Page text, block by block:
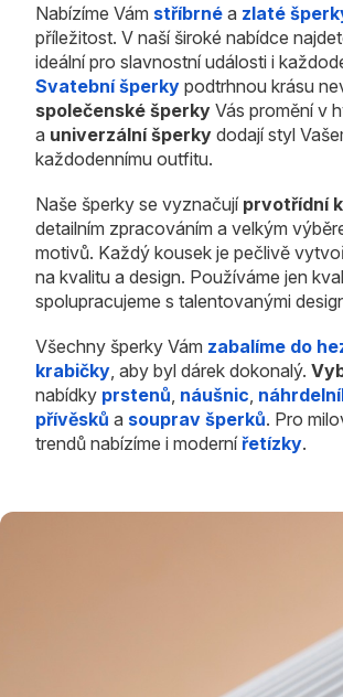
Nabízíme Vám stříbrné a zlaté
příležitost. V naší široké nabídce
ideální pro slavnostní události i
Svatební šperky podtrhnou krásu
společenské šperky Vás promění v
a univerzální šperky dodají styl
každodennímu outfitu.
Naše šperky se vyznačují prvotřídní
detailním zpracováním a velkým
motivů. Každý kousek je pečlivě
na kvalitu a design. Používáme jen
spolupracujeme s talentovanými
Všechny šperky Vám zabalíme do
krabičky , aby byl dárek dokonalý.
nabídky prstenů náušnic
přívěsků a souprav šperků. Pro
trendů nabízíme i modernířetízky.